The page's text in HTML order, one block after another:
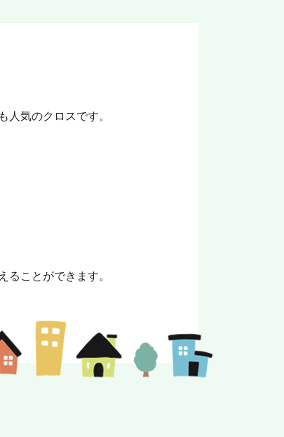
気のクロスです。
ことができます。